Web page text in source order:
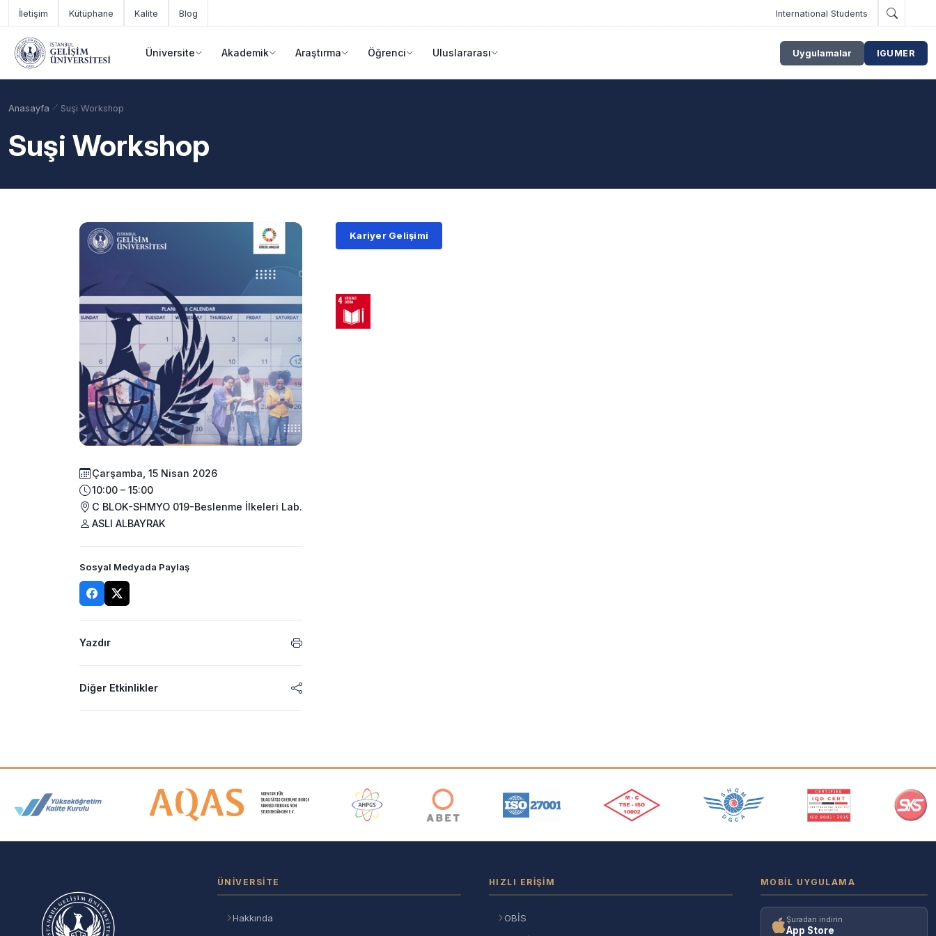
Ana içeriğe geç
İletişim Kütüphane Kalite Blog International Students
Üniversite Akademik Araştırma Öğrenci Uluslararası Uygulamalar IGUMER
Anasayfa Suşi Workshop
Suşi Workshop
Çarşamba, 15 Nisan 2026
10:00 – 15:00
C BLOK-SHMYO 019-Beslenme İlkeleri Lab.
ASLI ALBAYRAK
Sosyal Medyada Paylaş
Yazdır
Diğer Etkinlikler
Kariyer Gelişimi
Akreditasyon ve Üyelik Logoları
ÜNIVERSITE
Hakkında
HIZLI ERIŞIM
OBİS
MOBIL UYGULAMA
Şuradan indirin
App Store